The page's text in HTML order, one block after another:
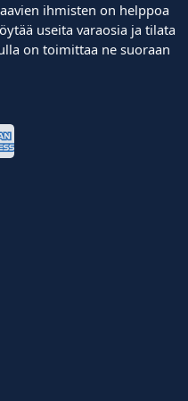
ihmisten on helppoa
useita varaosia ja tilata
on toimittaa ne suoraan